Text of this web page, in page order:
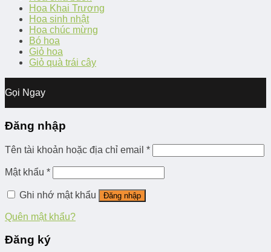
Hoa Khai Trương
Hoa sinh nhật
Hoa chúc mừng
Bó hoa
Giỏ hoa
Giỏ quà trái cây
Gọi Ngay
Đăng nhập
Tên tài khoản hoặc địa chỉ email *
Mật khẩu *
Ghi nhớ mật khẩu Đăng nhập
Quên mật khẩu?
Đăng ký